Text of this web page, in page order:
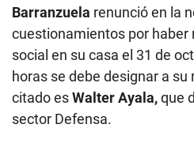
Barranzuela renunció en la
cuestionamientos por haber
social en su casa el 31 de
horas se debe designar a su
citado esWalter Ayala,que
sector Defensa.